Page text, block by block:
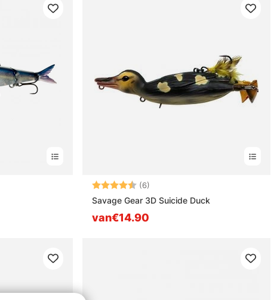
Beoordeling:(6)
Savage Gear 3D Suicide Duck
van€14.90